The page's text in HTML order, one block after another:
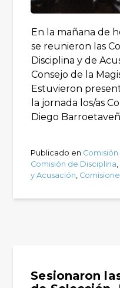
En la mañana de
se reunieron las
Disciplina y de
Consejo de la
Estuvieron
la jornada los/as
Diego
Publicado en
Comisión de Disciplina
y Acusación
Sesionaron